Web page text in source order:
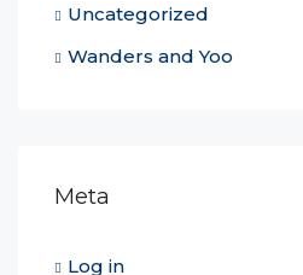
Uncategorized
Wanders and Yoo
Meta
Log in